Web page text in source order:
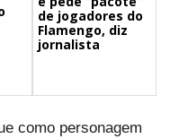
de jogadores do
Flamengo, diz
jornalista
como personagem